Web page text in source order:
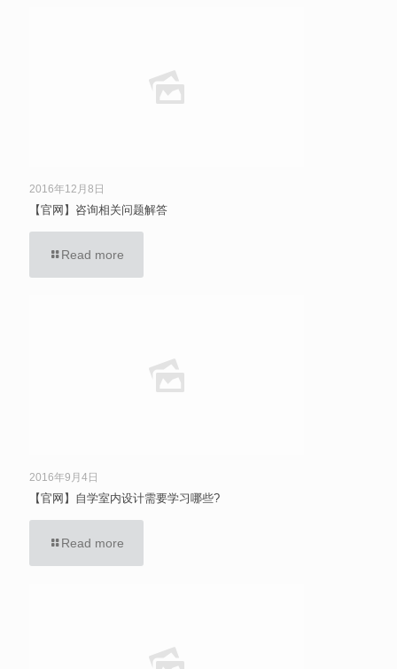
2016年12月8日
【官网】咨询相关问题解答
Read more
2016年9月4日
【官网】自学室内设计需要学习哪些?
Read more